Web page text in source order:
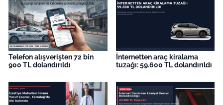
Telefon alışverişten 72 bin
900 TL dolandırıldı
İnternetten araç kiralama
tuzağı: 59.600 TL dolandırıldı
Genel-A
Gündem-Eğitim